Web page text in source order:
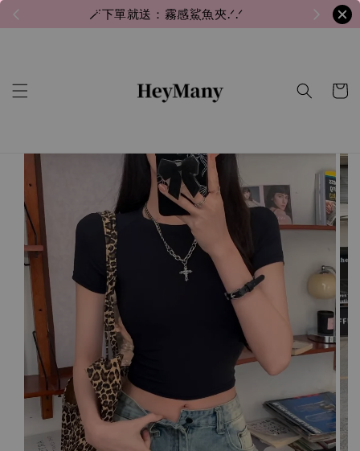
🪄下單就送：霧感鯊魚夾.ᐟ.ᐟ